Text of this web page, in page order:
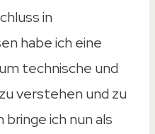
in
habe ich eine
technische und
verstehen und zu
ich nun als